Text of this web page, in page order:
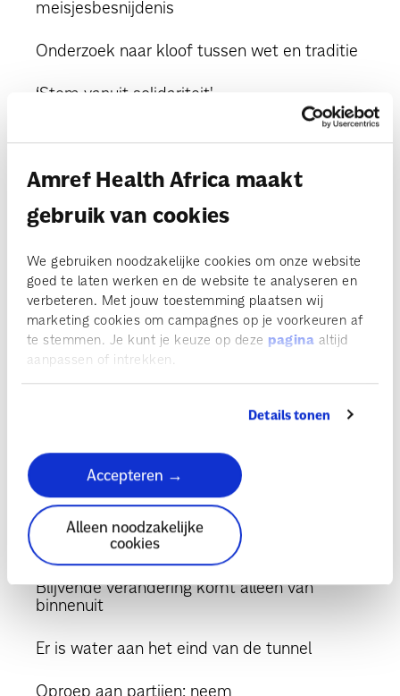
Amref Health Africa maakt
gebruik van cookies
We gebruiken noodzakelijke cookies om onze website
goed te laten werken en de website te analyseren en
verbeteren. Met jouw toestemming plaatsen wij
marketing cookies om campagnes op je voorkeuren af
te stemmen. Je kunt je keuze op deze pagina altijd
aanpassen of intrekken.
Details tonen
Accepteren →
Alleen noodzakelijke
cookies
meisjesbesnijdenis
Onderzoek naar kloof tussen wet en traditie
‘Stem vanuit solidariteit'
'Een enorme sprong vooruit is mogelijk voor
Ethiopië
Vrouwelijke metselaars zorgen voor sanitaire
revolutie in Oeganda
'Amref is door en door Afrikaans, dat is een
groot pluspunt'
Amref sluit partnerschap af met Sawadee
'Meer efficiëntie in de zorg zou zo goed zijn
voor ons!'
Laat politieke leiders de kracht van jongeren
Blijvende verandering komt alleen van
binnenuit
Er is water aan het eind van de tunnel
Oproep aan partijen: neem